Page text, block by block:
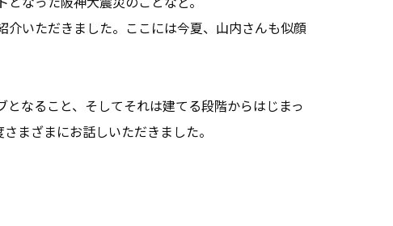
いただきました。ここには今夏、山内さんも似顔
なること、そしてそれは建てる段階からはじまっ
まざまにお話しいただきました。